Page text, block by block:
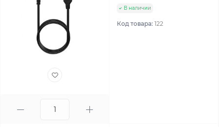
В наличии
Код товара: 122